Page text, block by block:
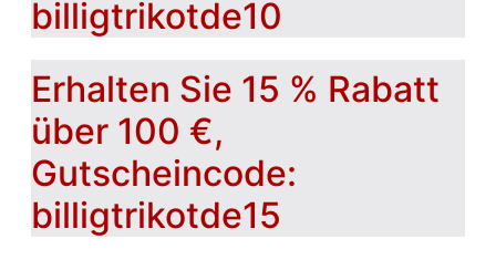
billigtrikotde10
Erhalten Sie 15 % Rabatt
über 100 €,
Gutscheincode:
billigtrikotde15